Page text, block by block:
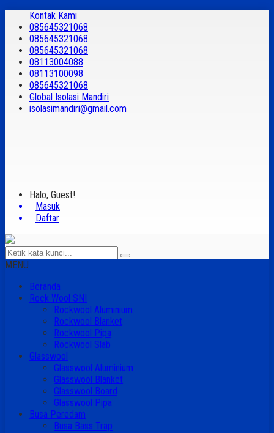
Kontak Kami
085645321068
085645321068
085645321068
08113004088
08113100098
085645321068
Global Isolasi Mandiri
isolasimandiri@gmail.com
Halo, Guest!
Masuk
Daftar
MENU
Beranda
Rock Wool SNI
Rockwool Aluminium
Rockwool Blanket
Rockwool Pipa
Rockwool Slab
Glasswool
Glasswool Aluminium
Glasswool Blanket
Glasswool Board
Glasswool Pipa
Busa Peredam
Busa Bass Trap